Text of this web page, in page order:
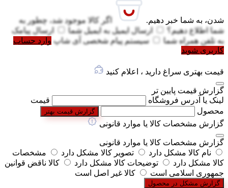
شدن، به شما خبر دهیم.
اگر کالا موجود شد، چطور به
شما اطلاع دهیم؟
ارسال ایمیل به ایمیل شما
ارسال پیامک
به تلفن همراه شما سیستم پیام شخصی آی شاپ وارد حساب
کاربری شوید
قیمت بهتری سراغ دارید ، اعلام کنید
گزارش قیمت پایین تر
لینک یا آدرس فروشگاه
قیمت
محصول
گزارش قیمت بهتر
گزارش مشخصات کالا یا موارد قانونی
گزارش مشخصات کالا یا موارد قانونی
نام کالا مشکل دارد
تصویر کالا مشکل دارد
مشخصات
کالا مشکل دارد
توضیحات کالا مشکل دارد
کالا ناقض قوانین
جمهوری اسلامی است
کالا غیر اصل است
گزارش مشکل در محصول